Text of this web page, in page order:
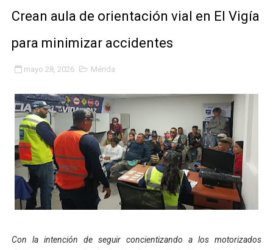
Alcaldía del Municipio Libertador realizó una jornada
Fundacite Mérida dicta taller gratuito de electrónica
INN-Mérida celebró el Lacto grado para promover el
Impulsan plan estratégico de seguridad ciudadana
Mérida impulsa desarrollo económico con taller de
Fomficc consolida alianzas e impulsa la economía
Niños de Estudiantes de Mérida sembraron 110
Corposalud y Secretaría Social fortalecen la atención
Inicia el plan vacacional Venezuela Renace en el
Crean aula de orientación vial en El Vigía
para minimizar accidentes
mayo 28, 2026 Mérida
Con la intención de seguir concientizando a los motorizados